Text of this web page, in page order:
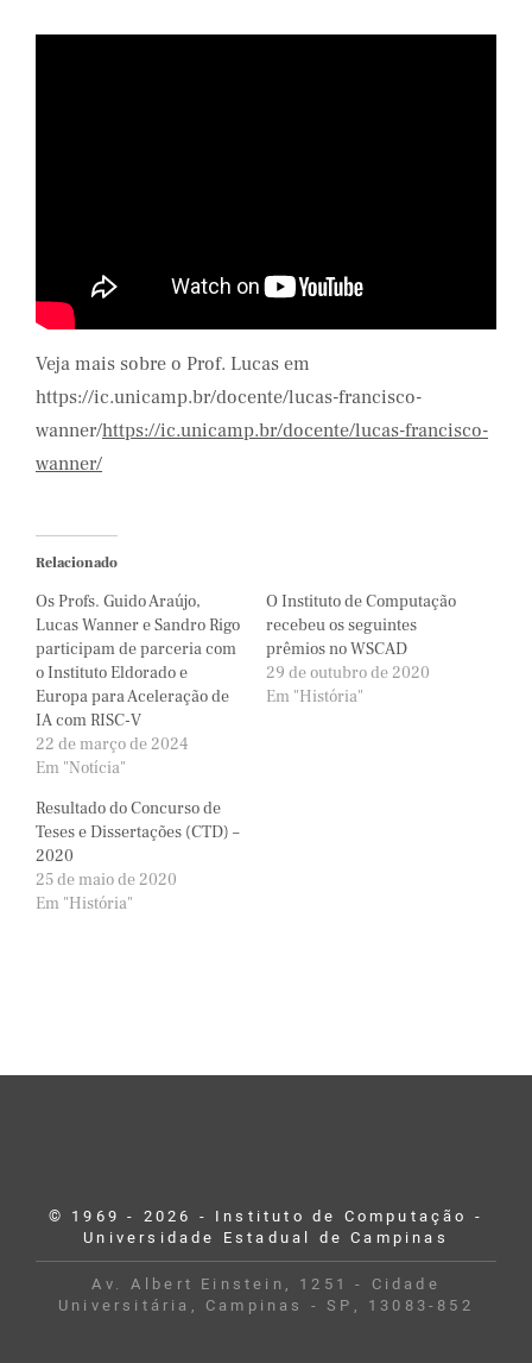
Veja mais sobre o Prof. Lucas em
https://ic.unicamp.br/docente/lucas-francisco-
wanner/https://ic.unicamp.br/docente/lucas-francisco-
wanner/
Relacionado
Os Profs. Guido Araújo,
Lucas Wanner e Sandro Rigo
participam de parceria com
o Instituto Eldorado e
Europa para Aceleração de
IA com RISC-V
22 de março de 2024
Em "Notícia"
O Instituto de Computação
recebeu os seguintes
prêmios no WSCAD
29 de outubro de 2020
Em "História"
Resultado do Concurso de
Teses e Dissertações (CTD) –
2020
25 de maio de 2020
Em "História"
© 1969 - 2026 - Instituto de Computação -
Universidade Estadual de Campinas
Av. Albert Einstein, 1251 - Cidade
Universitária, Campinas - SP, 13083-852